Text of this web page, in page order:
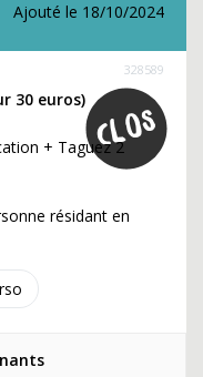
Ajouté le 18/10/2024
328589
30 euros)
+ Taguez 2
résidant en